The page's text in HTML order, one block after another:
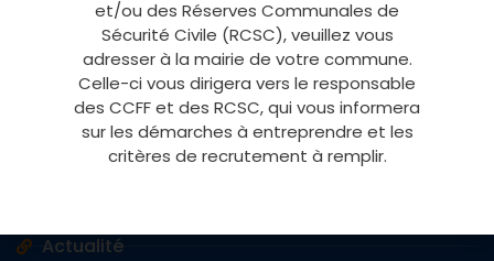
Sécurité Civile Comités Communaux Feux de Forêts du
Var.
Accès rapide
Accès massifs
Actualité
et/ou des Réserves Communales de
Sécurité Civile (RCSC), veuillez vous
adresser à la mairie de votre commune.
Celle-ci vous dirigera vers le responsable
des CCFF et des RCSC, qui vous informera
sur les démarches à entreprendre et les
critères de recrutement à remplir.